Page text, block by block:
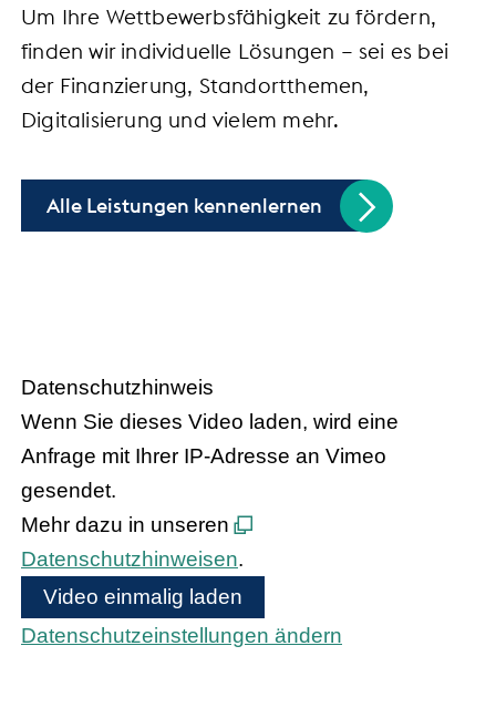
Um Ihre Wettbewerbsfähigkeit zu fördern,
finden wir individuelle Lösungen – sei es bei
der Finanzierung, Standortthemen,
Digitalisierung und vielem mehr.
Alle Leistungen kennenlernen
Datenschutzhinweis
Wenn Sie dieses Video laden, wird eine
Anfrage mit Ihrer IP-Adresse an Vimeo
gesendet.
Mehr dazu in unseren
Datenschutzhinweisen.
Video einmalig laden
Datenschutzeinstellungen ändern